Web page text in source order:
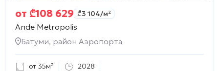
от ₾108 629 ₾3 104/м²
Ande Metropolis
Батуми, район Аэропорта
от 35м² 2028